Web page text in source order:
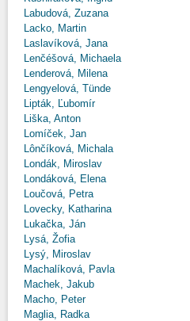
Labudová, Zuzana
Lacko, Martin
Laslavíková, Jana
Lenčéšová, Michaela
Lenderová, Milena
Lengyelová, Tünde
Lipták, Ľubomír
Liška, Anton
Lomíček, Jan
Lônčíková, Michala
Londák, Miroslav
Londáková, Elena
Loučová, Petra
Lovecky, Katharina
Lukačka, Ján
Lysá, Žofia
Lysý, Miroslav
Machalíková, Pavla
Machek, Jakub
Macho, Peter
Maglia, Radka